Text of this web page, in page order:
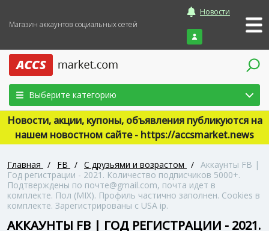
Магазин аккаунтов социальных сетей
Новости
Войти
Выберите категорию
Новости, акции, купоны, объявления публикуются на
нашем новостном сайте - https://accsmarket.news
Главная / FB / С друзьями и возрастом / Аккаунты FB |
Год регистрации - 2021. Количество подписчиков 5000+.
Подтверждены по почте@gmail.com, почта идет в
комплекте. Пол (MIX). Профиль частично заполнен. Сookies в
комплекте. Зарегистрированы с USA ip.
АККАУНТЫ FB | ГОД РЕГИСТРАЦИИ - 2021.